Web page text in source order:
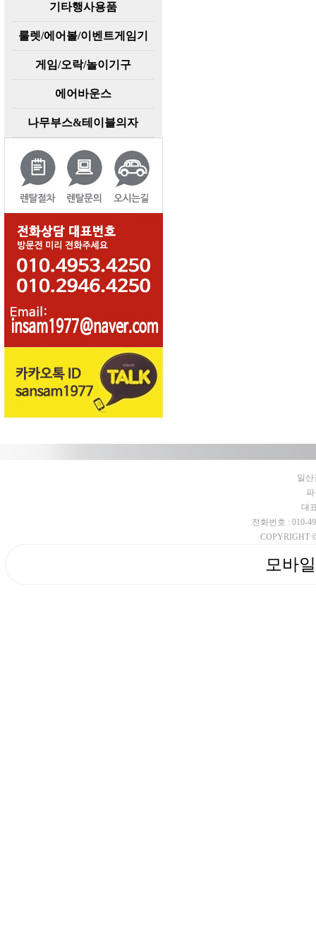
기타행사용품
룰렛/에어볼/이벤트게임기
게임/오락/놀이기구
에어바운스
나무부스&테이블의자
일산
대
전화번호 : 010-
COPYRIGHT
모바